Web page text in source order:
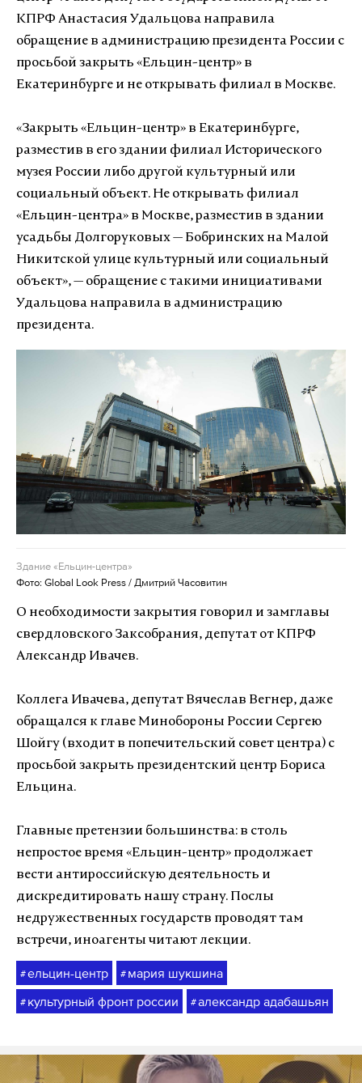
КПРФ Анастасия Удальцова направила
обращение в администрацию президента России с
просьбой закрыть «Ельцин-центр» в
Екатеринбурге и не открывать филиал в Москве.
«Закрыть «Ельцин-центр» в Екатеринбурге,
разместив в его здании филиал Исторического
музея России либо другой культурный или
социальный объект. Не открывать филиал
«Ельцин-центра» в Москве, разместив в здании
усадьбы Долгоруковых — Бобринских на Малой
Никитской улице культурный или социальный
объект», — обращение с такими инициативами
Удальцова направила в администрацию
президента.
Здание «Ельцин-центра»
Фото: Global Look Press / Дмитрий Часовитин
О необходимости закрытия говорил и замглавы
свердловского Заксобрания, депутат от КПРФ
Александр Ивачев.
Коллега Ивачева, депутат Вячеслав Вегнер, даже
обращался к главе Минобороны России Сергею
Шойгу (входит в попечительский совет центра) с
просьбой закрыть президентский центр Бориса
Ельцина.
Главные претензии большинства: в столь
непростое время «Ельцин-центр» продолжает
вести антироссийскую деятельность и
дискредитировать нашу страну. Послы
недружественных государств проводят там
встречи, иноагенты читают лекции.
#ельцин-центр # мария шукшина
# культурный фронт россии #александр адабашьян